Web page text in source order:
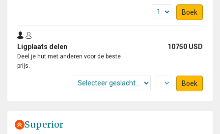
Boek
Ligplaats delen 10750 USD
Deel je hut met anderen voor de beste
prijs.
Boek
Superior